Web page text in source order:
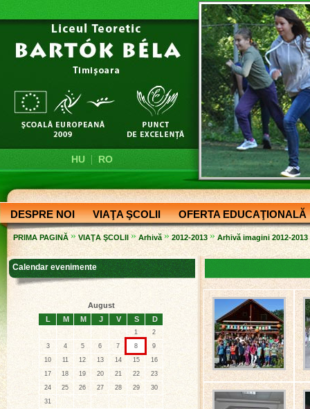
HU| RO
DESPRE NOI VIAŢA ŞCOLII OFERTA EDUCAŢIONALĂ
PRIMA PAGINĂ » VIAŢA ŞCOLII » Arhivă » 2012-2013 » Arhivă imagini 2012-2013
Calendar evenimente
August
L
M M J V S D
1
2
3
4 5 6 7 8
9
10
11 12 13 14 15
16
17
18 19 20 21 22
23
24
25 26 27 28 29
30
31